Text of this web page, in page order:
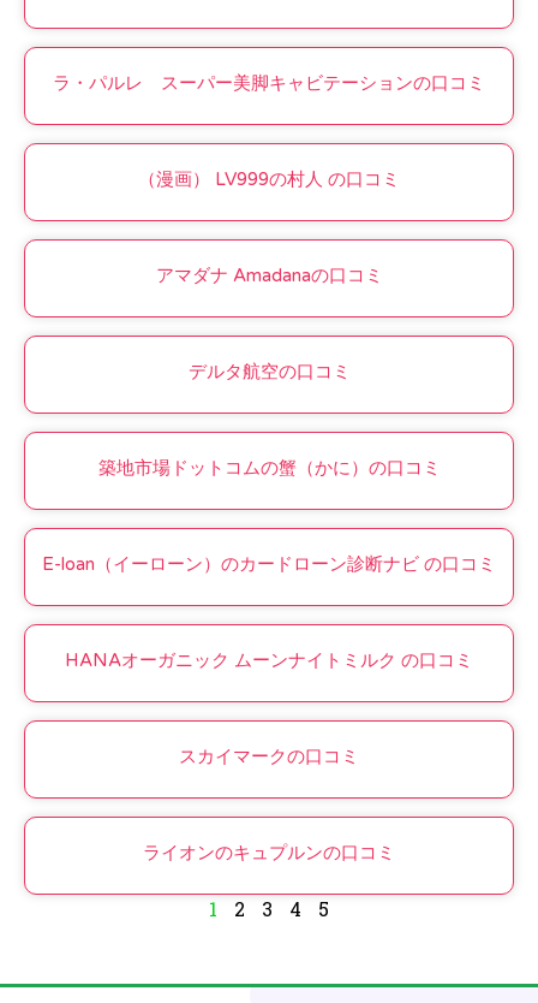
ラ・パルレ スーパー美脚キャビテーションの口コミ
（漫画） LV999の村人 の口コミ
アマダナ Amadanaの口コミ
デルタ航空の口コミ
築地市場ドットコムの蟹（かに）の口コミ
E-loan（イーローン）のカードローン診断ナビ の口コミ
HANAオーガニック ムーンナイトミルク の口コミ
スカイマークの口コミ
ライオンのキュプルンの口コミ
1 2 3 4 5